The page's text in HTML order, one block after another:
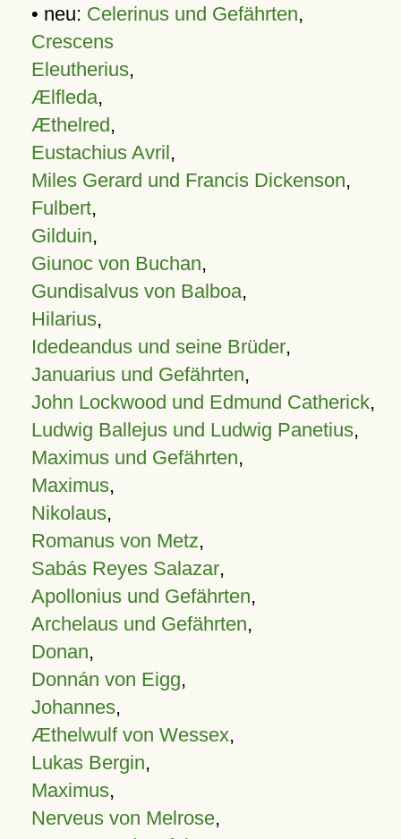
• neu: Celerinus und Gefährten,
Crescens
Eleutherius,
Ælfleda,
Æthelred,
Eustachius Avril,
Miles Gerard und Francis Dickenson,
Fulbert,
Gilduin,
Giunoc von Buchan,
Gundisalvus von Balboa,
Hilarius,
Idedeandus und seine Brüder,
Januarius und Gefährten,
John Lockwood und Edmund Catherick,
Ludwig Ballejus und Ludwig Panetius,
Maximus und Gefährten,
Maximus,
Nikolaus,
Romanus von Metz,
Sabás Reyes Salazar,
Apollonius und Gefährten,
Archelaus und Gefährten,
Donan,
Donnán von Eigg,
Johannes,
Æthelwulf von Wessex,
Lukas Bergin,
Maximus,
Nerveus von Melrose,